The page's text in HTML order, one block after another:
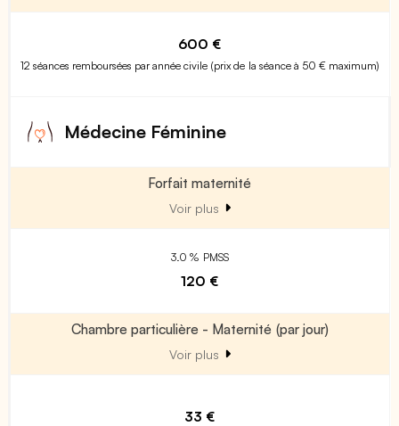
600 €
12 séances remboursées par année civile (prix de la séance à 50 € maximum)
Médecine Féminine
Forfait maternité
Voir plus
3.0 % PMSS
120 €
Chambre particulière - Maternité (par jour)
Voir plus
33 €